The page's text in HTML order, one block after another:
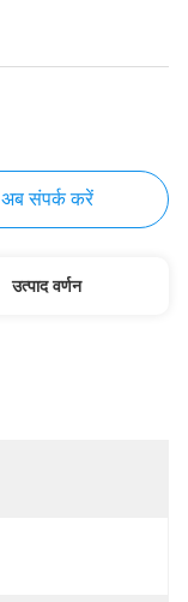
अब संपर्क करें
उत्पाद वर्णन